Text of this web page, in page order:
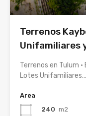
Terrenos
Unifamiliares
Terrenos en Tulum
Lotes Unifamiliares…
Area
240 m2